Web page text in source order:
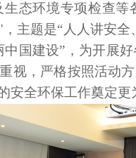
态环境专项检查
主题是“人人讲安
国建设”，为开展
视，严格按照活动
全环保工作奠定更